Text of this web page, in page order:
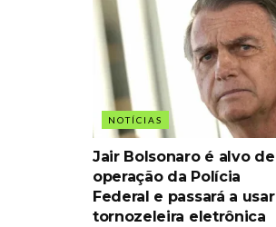
NOTÍCIAS
Jair Bolsonaro é alvo de
operação da Polícia
Federal e passará a usar
tornozeleira eletrônica